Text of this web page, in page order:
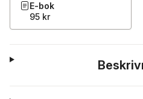
E-bok
95 kr